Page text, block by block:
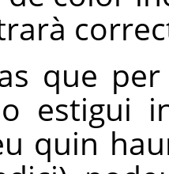
que
estigui
quin